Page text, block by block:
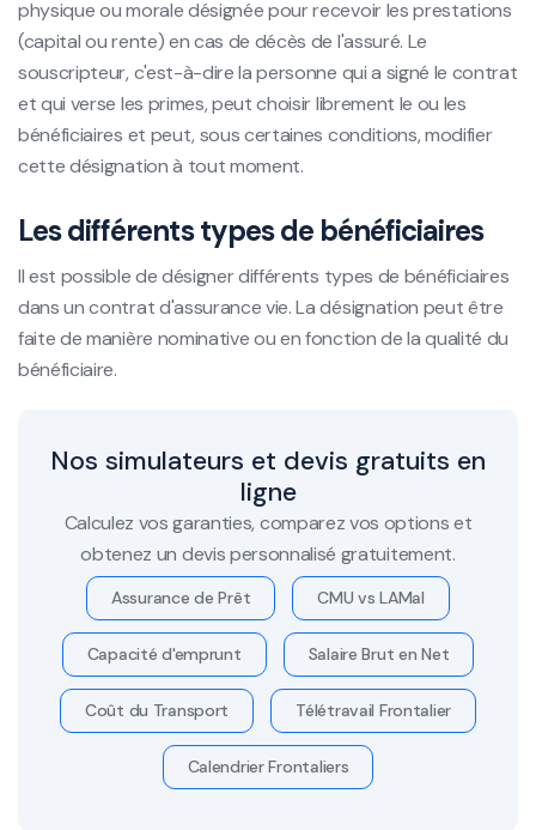
physique ou morale désignée pour recevoir les prestations
(capital ou rente) en cas de décès de l'assuré. Le
souscripteur, c'est-à-dire la personne qui a signé le contrat
et qui verse les primes, peut choisir librement le ou les
bénéficiaires et peut, sous certaines conditions, modifier
cette désignation à tout moment.
Les différents types de bénéficiaires
Il est possible de désigner différents types de bénéficiaires
dans un contrat d'assurance vie. La désignation peut être
faite de manière nominative ou en fonction de la qualité du
bénéficiaire.
Nos simulateurs et devis gratuits en
ligne
Calculez vos garanties, comparez vos options et
obtenez un devis personnalisé gratuitement.
Assurance de Prêt CMU vs LAMal
Capacité d'emprunt Salaire Brut en Net
Coût du Transport Télétravail Frontalier
Calendrier Frontaliers